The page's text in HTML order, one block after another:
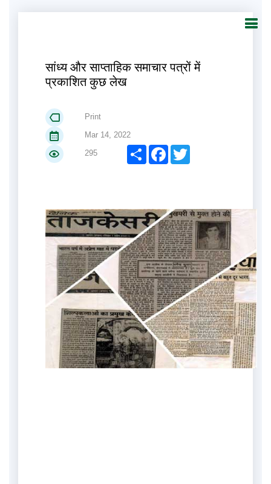
सांध्य और साप्ताहिक समाचार पत्रों में
प्रकाशित कुछ लेख
Print
Mar 14, 2022
295
ShareFacebook